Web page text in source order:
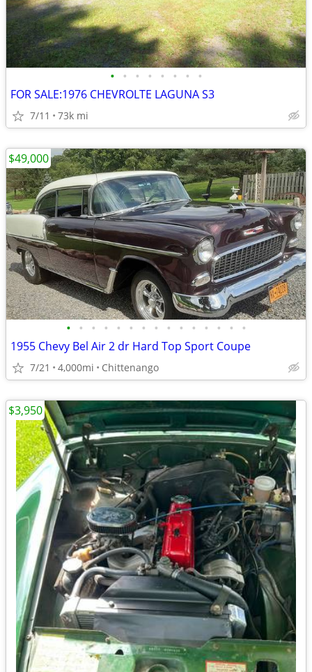
• • • • • • • •
FOR SALE:1976 CHEVROLTE LAGUNA S3
7/11 73k mi
• • • • • • • • • • • • • • •
1955 Chevy Bel Air 2 dr Hard Top Sport Coupe
7/21 4,000mi Chittenango
$49,000
$3,950